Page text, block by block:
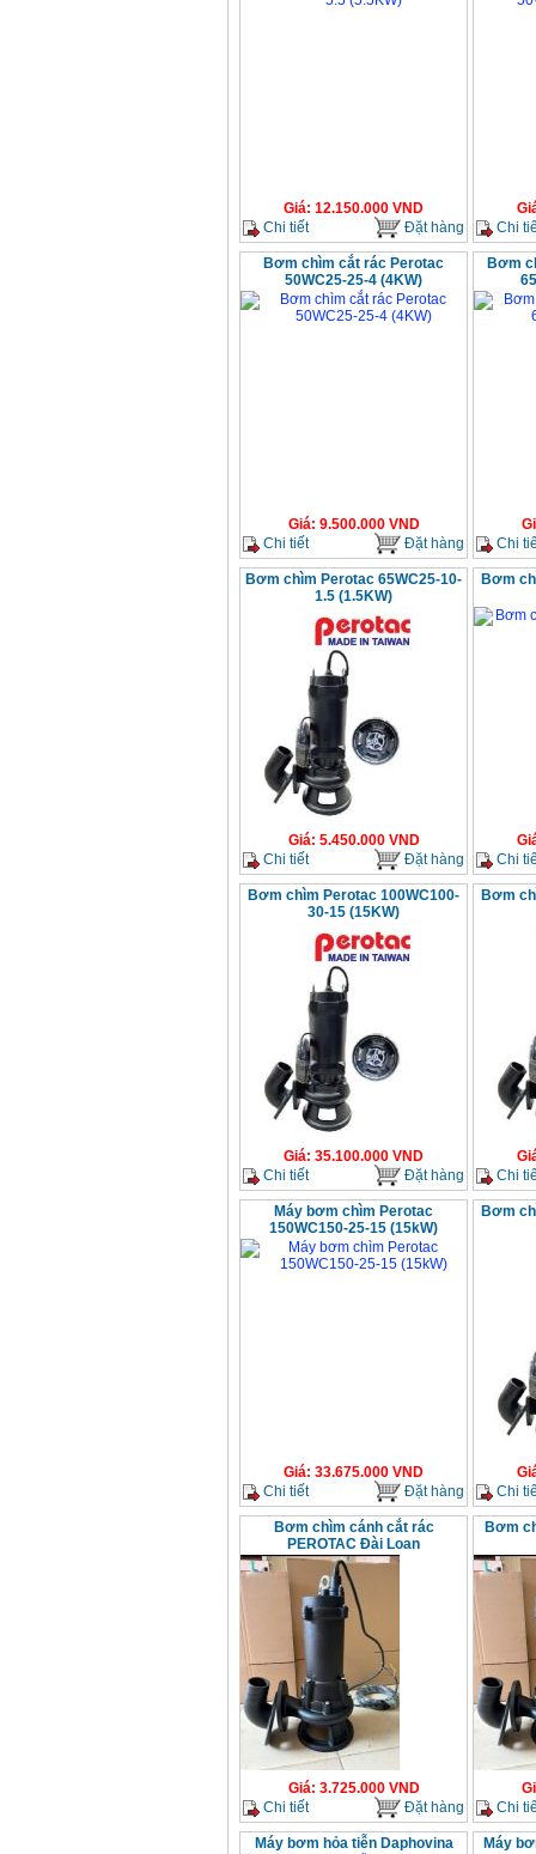
Giá: 12.150.000 VND
Chi tiết
Đặt hàng
Chi
Bơm chìm cắt rác Perotac
50WC25-25-4 (4KW)
Giá: 9.500.000VND
Chi tiết
Đặt hàng
Bơm
Chi
Bơm chìm Perotac 65WC25-10-
1.5 (1.5KW)
Giá: 5.450.000VND
Chi tiết
Đặt hàng
Bơm
Chi
Bơm chìm Perotac 100WC100-
30-15 (15KW)
Giá: 35.100.000 VND
Chi tiết
Đặt hàng
Bơm
Chi
Máy bơm chìm Perotac
150WC150-25-15 (15kW)
Giá: 33.675.000 VND
Chi tiết
Đặt hàng
Bơm
Chi
Bơm chìm cánh cắt rác
PEROTAC Đài Loan
Giá: 3.725.000VND
Chi tiết
Đặt hàng
Bơm
Chi
Máy bơm hỏa tiễn Daphovina Máy